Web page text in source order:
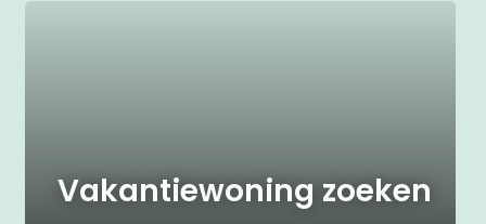
Vakantiewoning zoeken